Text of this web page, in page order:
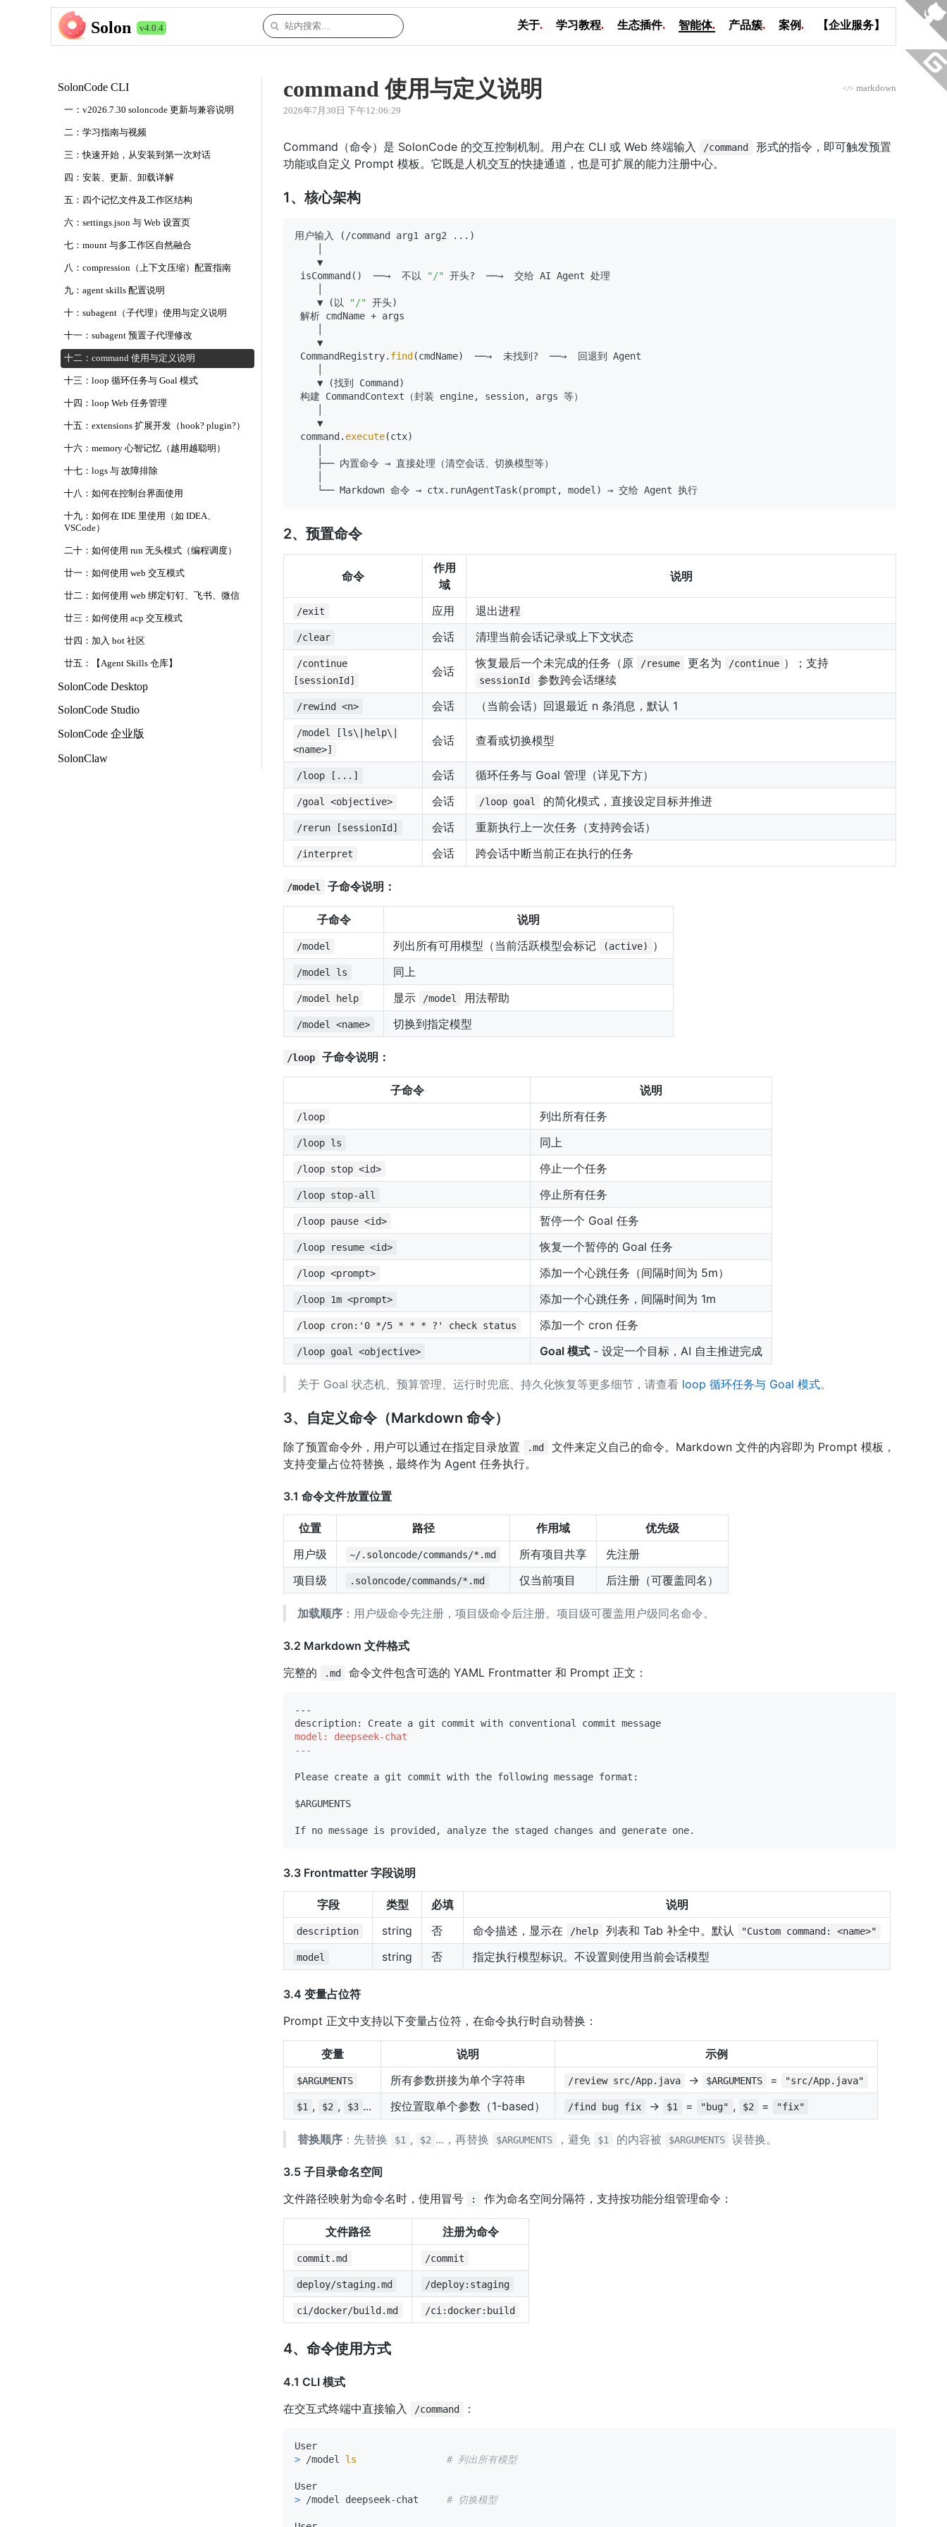
Solon v4.0.4 关于. 学习教程. 生态插件. 智能体. 产品簇. 案例. 【企业服务】
SolonCode CLI
一：v2026.7.30 soloncode 更新与兼容说明
二：学习指南与视频
三：快速开始，从安装到第一次对话
四：安装、更新、卸载详解
五：四个记忆文件及工作区结构
六：settings.json 与 Web 设置页
七：mount 与多工作区自然融合
八：compression（上下文压缩）配置指南
九：agent skills 配置说明
十：subagent（子代理）使用与定义说明
十一：subagent 预置子代理修改
十二：command 使用与定义说明
十三：loop 循环任务与 Goal 模式
十四：loop Web 任务管理
十五：extensions 扩展开发（hook? plugin?）
十六：memory 心智记忆（越用越聪明）
十七：logs 与 故障排除
十八：如何在控制台界面使用
十九：如何在 IDE 里使用（如 IDEA、
VSCode）
二十：如何使用 run 无头模式（编程调度）
廿一：如何使用 web 交互模式
廿二：如何使用 web 绑定钉钉、飞书、微信
廿三：如何使用 acp 交互模式
廿四：加入 bot 社区
廿五：【Agent Skills 仓库】
SolonCode Desktop
SolonCode Studio
SolonCode 企业版
SolonClaw
command 使用与定义说明 </> markdown
2026年7月30日 下午12:06:29
Command（命令）是 SolonCode 的交互控制机制。用户在 CLI 或 Web 终端输入 /command
形式的指令，即可触发预置
功能或自定义 Prompt 模板。它既是人机交互的快捷通道，也是可扩展的能力注册中心。
1、核心架构
用户输入 (/command arg1 arg2 ...)
    ▼
isCommand()  ──→  不以
"/"
开头?  ──→  交给 AI Agent 处理
    ▼ (以
"/"
开头)
解析 cmdName + args
    ▼
CommandRegistry. find (cmdName)  ──→  未找到?  ──→  回退到 Agent
    ▼ (找到 Command)
构建 CommandContext（封装 engine, session, args 等）
    ▼
command. execute(ctx)
    ├── 内置命令 → 直接处理（清空会话、切换模型等）
2、预置命令
命令
作用
域
说明
/exit 应用 退出进程
/clear 会话 清理当前会话记录或上下文状态
/continue
[sessionId]
会话
恢复最后一个未完成的任务（原 /resume 更名为 /continue ）；支持
sessionId 参数跨会话继续
/rewind <n> 会话 （当前会话）回退最近 n 条消息，默认 1
/model [ls\|help\|
<name>]
会话 查看或切换模型
/loop [...] 会话 循环任务与 Goal 管理（详见下方）
/goal <objective> 会话 /loop goal 的简化模式，直接设定目标并推进
/rerun [sessionId] 会话 重新执行上一次任务（支持跨会话）
/interpret 会话 跨会话中断当前正在执行的任务
/model 子命令说明：
子命令 说明
/model 列出所有可用模型（当前活跃模型会标记 (active) ）
/model ls 同上
/model help 显示 /model 用法帮助
/model <name> 切换到指定模型
/loop 子命令说明：
子命令 说明
/loop 列出所有任务
/loop ls 同上
/loop stop <id> 停止一个任务
/loop stop-all 停止所有任务
/loop pause <id> 暂停一个 Goal 任务
/loop resume <id> 恢复一个暂停的 Goal 任务
/loop <prompt> 添加一个心跳任务（间隔时间为 5m）
/loop 1m <prompt> 添加一个心跳任务，间隔时间为 1m
/loop cron:'0 */5 * * * ?' check status 添加一个 cron 任务
/loop goal <objective> Goal 模式 - 设定一个目标，AI 自主推进完成
关于 Goal 状态机、预算管理、运行时兜底、持久化恢复等更多细节，请查看 loop 循环任务与 Goal 模式。
3、自定义命令（Markdown 命令）
除了预置命令外，用户可以通过在指定目录放置 .md
文件来定义自己的命令。Markdown 文件的内容即为 Prompt 模板，
支持变量占位符替换，最终作为 Agent 任务执行。
3.1 命令文件放置位置
位置 路径 作用域
优先级
用户级
~/.soloncode/commands/*.md 所有项目共享
先注册
项目级
.soloncode/commands/*.md 仅当前项目 后注册（可覆盖同名）
加载顺序 ：用户级命令先注册，项目级命令后注册。项目级可覆盖用户级同名命令。
3.2 Markdown 文件格式
完整的
.md 命令文件包含可选的 YAML Frontmatter 和 Prompt 正文：
---
model: deepseek-chat
---
Please create a git commit with the following message format:
$ARGUMENTS
3.3 Frontmatter 字段说明
字段 类型 必填 说明
description string 否 命令描述，显示在 /help 列表和 Tab 补全中。默认 "Custom command: <name>"
model string 否 指定执行模型标识。不设置则使用当前会话模型
3.4 变量占位符
Prompt 正文中支持以下变量占位符，在命令执行时自动替换：
变量 说明 示例
$ARGUMENTS 所有参数拼接为单个字符串 /review src/App.java → $ARGUMENTS = "src/App.java"
$1 , $2 , $3 ... 按位置取单个参数（1-based） /find bug fix → $1 = "bug" , $2 = "fix"
替换顺序 ：先替换 $1 , $2 ...，再替换 $ARGUMENTS ，避免 $1 的内容被 $ARGUMENTS 误替换。
3.5 子目录命名空间
文件路径映射为命令名时，使用冒号
: 作为命名空间分隔符，支持按功能分组管理命令：
文件路径 注册为命令
commit.md /commit
deploy/staging.md /deploy:staging
ci/docker/build.md /ci:docker:build
4、命令使用方式
4.1 CLI 模式
在交互式终端中直接输入
/command ：
>
/model ls # 列出所有模型
>
/model deepseek-chat # 切换模型